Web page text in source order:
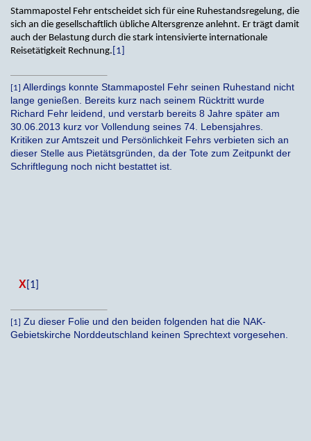
Stammapostel Fehr entscheidet sich für eine Ruhestandsregelung, die
sich an die gesellschaftlich übliche Altersgrenze anlehnt. Er trägt damit
auch der Belastung durch die stark intensivierte internationale
Reisetätigkeit Rechnung. [1]
[1] Allerdings konnte Stammapostel Fehr seinen Ruhestand nicht
lange genießen. Bereits kurz nach seinem Rücktritt wurde
Richard Fehr leidend, und verstarb bereits 8 Jahre später am
30.06.2013 kurz vor Vollendung seines 74. Lebensjahres.
Kritiken zur Amtszeit und Persönlichkeit Fehrs verbieten sich an
dieser Stelle aus Pietätsgründen, da der Tote zum Zeitpunkt der
Schriftlegung noch nicht bestattet ist.
X [1]
[1] Zu dieser Folie und den beiden folgenden hat die NAK-
Gebietskirche Norddeutschland keinen Sprechtext vorgesehen.